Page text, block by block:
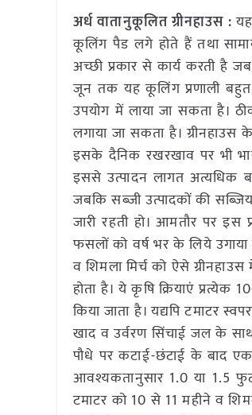
अर्ध वातानुकूलित ग्रीनहाउस :
कूलिंग पैड लगे होते हैं तथा
अच्छी प्रकार से कार्य करती है
जून तक यह कूलिंग प्रणाली बहुत
उपयोग में लाया जा सकता है।
लगाया जा सकता है। ग्रीनहाउस
इसके दैनिक रखरखाव पर भी
इससे उत्पादन लागत अत्यधिक
जबकि सब्जी उत्पादकों की
जारी रहती हो। आमतौर पर
फसलों को वर्ष भर के लिये उगाया
व शिमला मिर्च को ऐसे
होता है। ये कृषि क्रियाएं
किया जाता है। यद्यपि टमाटर
खाद व उर्वरण सिंचाई जल के
पौधे पर कटाई-छंटाई के बाद
आवश्यकतानुसार 1.0 या 1.5
टमाटर को 10 से 11 महीने व